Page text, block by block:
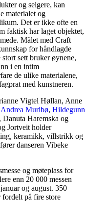
og selgere, kan
materialet og
Det er ikke ofte en
faktisk har laget objektet,
Målet med Craft
for håndlagde
sett bruker øynene,
i en intim
de ulike materialene,
med kunstneren.
Vigtel Høllan, Anne
Andrea Muribø, Hildegunn
, Danuta Haremska og
Jortveit holder
keramikk, villstrikk og
danseren Vibeke
og møteplass for
enn 20 000 messen
og august. 350
fordelt på fire store